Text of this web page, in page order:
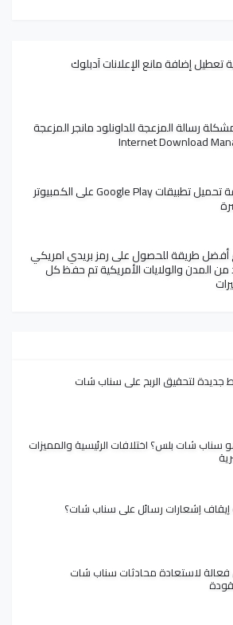
تعطيل إضافة مانع الإعلانات آدبلوك
رسالة المزعجة للداونلود مانجر المزعجة
Internet Download
طريقة تحميل تطبيقات Google Play على الكمبيوتر
أفضل طريقة للحصول على رمز بريدي امريكي
من المدن والولايات الأمريكية تم حفظ كل
جديدة لتحقيق الربح على سناب شات
سناب شات بلس؟ اختلافات الرئيسية والمميزات
إشعارات رسائل على سناب شات؟
لاستعادة محادثات سناب شات